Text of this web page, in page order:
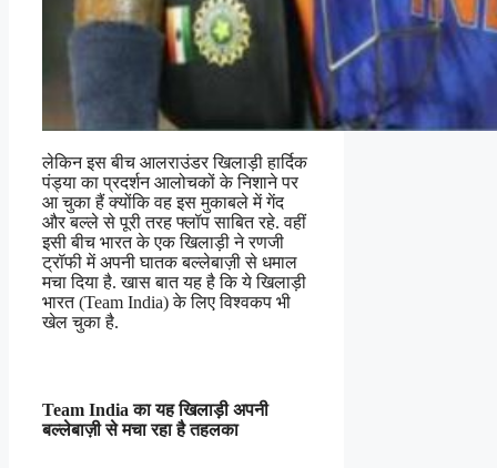
लेकिन इस बीच आलराउंडर खिलाड़ी हार्दिक
पंड्या का प्रदर्शन आलोचकों के निशाने पर
आ चुका हैं क्योंकि वह इस मुकाबले में गेंद
और बल्ले से पूरी तरह फ्लॉप साबित रहे. वहीं
इसी बीच भारत के एक खिलाड़ी ने रणजी
ट्रॉफी में अपनी घातक बल्लेबाज़ी से धमाल
मचा दिया है. खास बात यह है कि ये खिलाड़ी
भारत (Team India) के लिए विश्वकप भी
खेल चुका है.
Team India का यह खिलाड़ी अपनी
बल्लेबाज़ी से मचा रहा है तहलका